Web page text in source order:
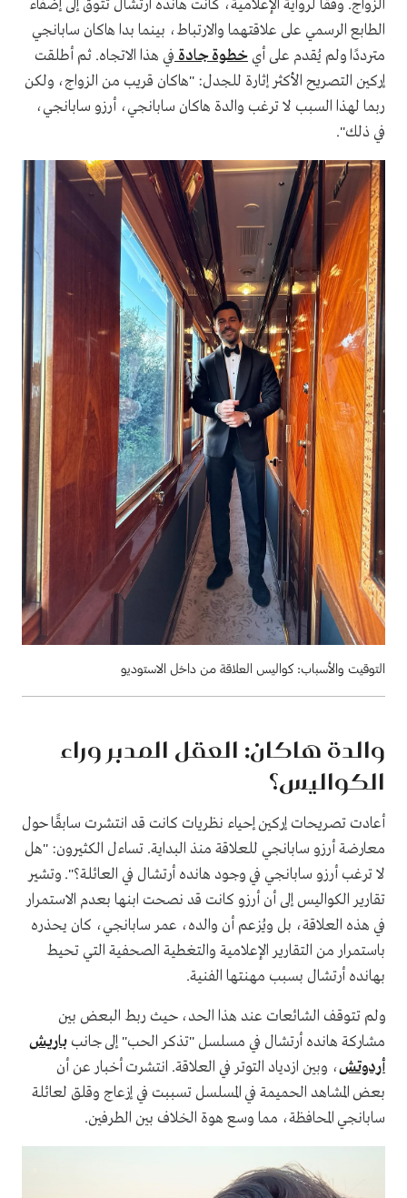
الزواج. وفقًا لرواية الإعلامية، كانت هانده أرتشال تتوق إلى إضفاء
الطابع الرسمي على علاقتهما والارتباط، بينما بدا هاكان سابانجي
مترددًا ولم يُقدم على أي خطوة جادة في هذا الاتجاه. ثم أطلقت
إركين التصريح الأكثر إثارة للجدل: "هاكان قريب من الزواج، ولكن
ربما لهذا السبب لا ترغب والدة هاكان سابانجي، أرزو سابانجي،
في ذلك".
التوقيت والأسباب: كواليس العلاقة من داخل الاستوديو
والدة هاكان: العقل المدبر وراء
الكواليس؟
أعادت تصريحات إركين إحياء نظريات كانت قد انتشرت سابقًا حول
معارضة أرزو سابانجي للعلاقة منذ البداية. تساءل الكثيرون: "هل
لا ترغب أرزو سابانجي في وجود هانده أرتشال في العائلة؟". وتشير
تقارير الكواليس إلى أن أرزو كانت قد نصحت ابنها بعدم الاستمرار
في هذه العلاقة، بل ويُزعم أن والده، عمر سابانجي، كان يحذره
باستمرار من التقارير الإعلامية والتغطية الصحفية التي تحيط
بهانده أرتشال بسبب مهنتها الفنية.
ولم تتوقف الشائعات عند هذا الحد، حيث ربط البعض بين
مشاركة هانده أرتشال في مسلسل "تذكر الحب" إلى جانب باريش
أردوتش، وبين ازدياد التوتر في العلاقة. انتشرت أخبار عن أن
بعض المشاهد الحميمة في المسلسل تسببت في إزعاج وقلق لعائلة
سابانجي المحافظة، مما وسع هوة الخلاف بين الطرفين.